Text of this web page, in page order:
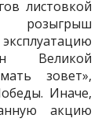
листовкой
розыгрыш
Великой
зовет»,
Иначе,
акцию